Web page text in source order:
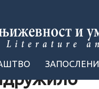
ЗАПОСЛЕНИ